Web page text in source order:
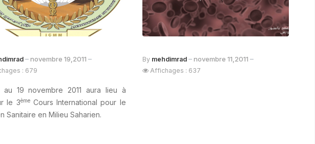
novembre 19,2011
: 679
au 19 novembre 2011 aura lieu à
le 3èmeCours International pour le
Sanitaire en Milieu Saharien.
By mehdimrad novembre 11,2011
Affichages : 637